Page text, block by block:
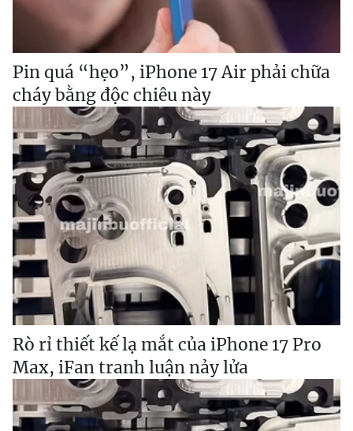
Pin quá “hẹo”, iPhone 17 Air phải chữa
cháy bằng độc chiêu này
Rò rỉ thiết kế lạ mắt của iPhone 17 Pro
Max, iFan tranh luận nảy lửa